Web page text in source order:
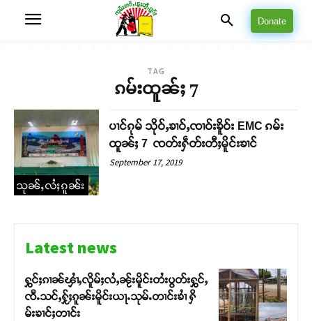
Donate
TAG
ၵမ်းထူၼ်ႈ 7
သုၼ်ႇလႆႈၵူၼ်း
ပၢင်ၵုမ် သိုဝ်ႇၶၢဝ်ႇၸၢဝ်းၶိူဝ်း EMC ၵမ်း
ထူၼ်ႈ 7 ၸတ်းႁဵတ်းတီႈမိူင်းၶၢင်
September 17, 2019
Latest news
ႁွင်ႈၵၢၼ်ၾၢႆႇလိူမ်ႈလႆႇၼႂ်းမိူင်းတႆးပွတ်းႁွင်ႇ
ၸီႉသင်ႇႁႂ်ႈၵူၼ်းမိူင်းယႃႉသုမ်ႉတၢင်းၶၢႆ ႁိ
မ်းၶၢင်ႈတၢင်း